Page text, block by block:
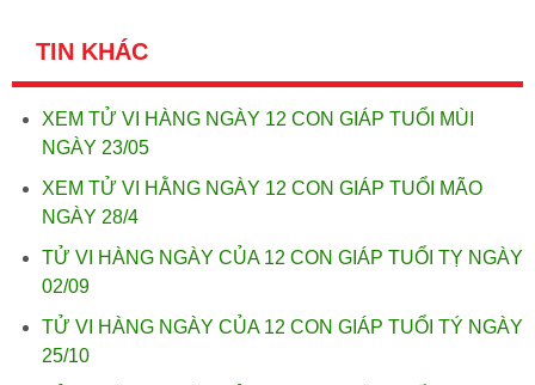
TIN KHÁC
XEM TỬ VI HÀNG NGÀY 12 CON GIÁP TUỔI MÙI
NGÀY 23/05
XEM TỬ VI HẰNG NGÀY 12 CON GIÁP TUỔI MÃO
NGÀY 28/4
TỬ VI HÀNG NGÀY CỦA 12 CON GIÁP TUỔI TỴ NGÀY
02/09
TỬ VI HÀNG NGÀY CỦA 12 CON GIÁP TUỔI TÝ NGÀY
25/10